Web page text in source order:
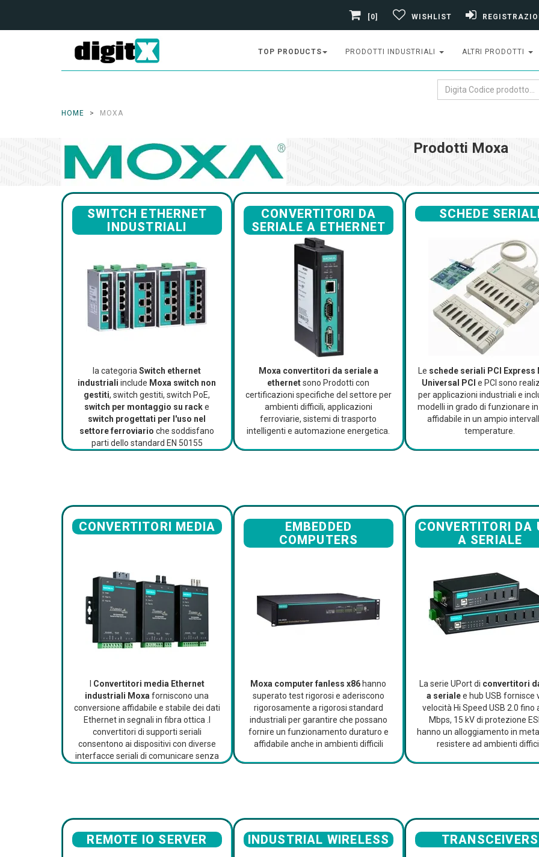
[0] WISHLIST
TOP PRODUCTS PRODOTTI INDUSTRIALI ALTRI PRODOTTI
HOME MOXA
Prodotti Moxa
SWITCH ETHERNET
INDUSTRIALI
la categoriaSwitch ethernet
industriali include Moxa switch non
gestiti, switch gestiti, switch PoE,
switch per montaggio su racke
switch progettati per l'uso nel
settore ferroviario che soddisfano
parti dello standard EN 50155
CONVERTITORI DA
SERIALE A ETHERNET
Moxa convertitori da seriale a
ethernetsono Prodotti con
certificazioni specifiche del settore per
ambienti difficili, applicazioni
ferroviarie, sistemi di trasporto
intelligenti e automazione energetica.
SCHEDE SERIALI
Le schede seriali PCI Express
Universal PCI e PCI sono
per applicazioni industriali e
modelli in grado di funzionare
affidabile in un ampio
temperature.
CONVERTITORI MEDIA
Convertitori media Ethernet
industriali Moxaforniscono una
conversione affidabile e stabile dei dati
Ethernet in segnali in fibra ottica .I
convertitori di supporti seriali
consentono ai dispositivi con diverse
interfacce seriali di comunicare senza
EMBEDDED
COMPUTERS
Moxa computer fanless x86 hanno
superato test rigorosi e aderiscono
rigorosamente a rigorosi standard
industriali per garantire che possano
fornire un funzionamento duraturo e
affidabile anche in ambienti difficili
CONVERTITORI DA
A SERIALE
La serie UPort di convertitori
a serialee hub USB fornisce
velocità Hi Speed USB 2.0 fino
Mbps, 15 kV di protezione
hanno un alloggiamento in
resistere ad ambienti
REMOTE IO SERVER INDUSTRIAL WIRELESS TRANSCEIVERS